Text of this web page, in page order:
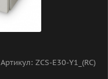
Артикул: ZCS-E30-Y1_(RC)